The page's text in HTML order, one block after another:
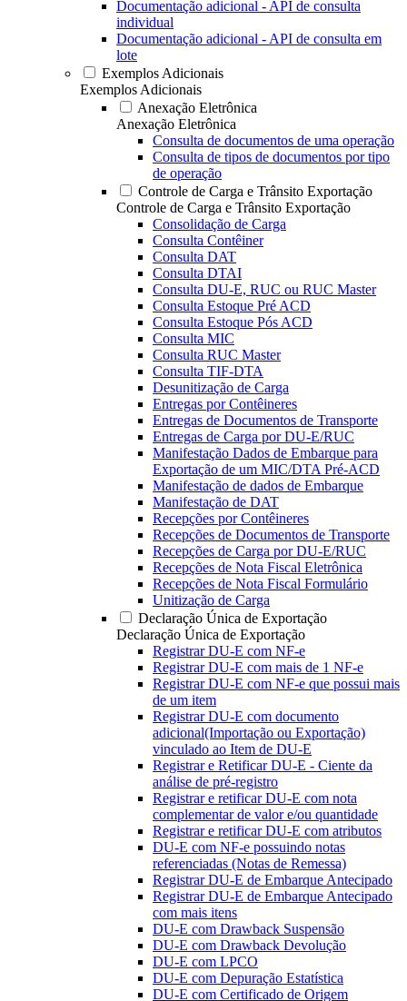
Documentação adicional - API de consulta
individual
Documentação adicional - API de consulta em
lote
Exemplos Adicionais
Exemplos Adicionais
Anexação Eletrônica
Anexação Eletrônica
Consulta de documentos de uma operação
Consulta de tipos de documentos por tipo
de operação
Controle de Carga e Trânsito Exportação
Controle de Carga e Trânsito Exportação
Consolidação de Carga
Consulta Contêiner
Consulta DAT
Consulta DTAI
Consulta DU-E, RUC ou RUC Master
Consulta Estoque Pré ACD
Consulta Estoque Pós ACD
Consulta MIC
Consulta RUC Master
Consulta TIF-DTA
Desunitização de Carga
Entregas por Contêineres
Entregas de Documentos de Transporte
Entregas de Carga por DU-E/RUC
Manifestação Dados de Embarque para
Exportação de um MIC/DTA Pré-ACD
Manifestação de dados de Embarque
Manifestação de DAT
Recepções por Contêineres
Recepções de Documentos de Transporte
Recepções de Carga por DU-E/RUC
Recepções de Nota Fiscal Eletrônica
Recepções de Nota Fiscal Formulário
Unitização de Carga
Declaração Única de Exportação
Declaração Única de Exportação
Registrar DU-E com NF-e
Registrar DU-E com mais de 1 NF-e
Registrar DU-E com NF-e que possui mais
de um item
Registrar DU-E com documento
adicional(Importação ou Exportação)
vinculado ao Item de DU-E
Registrar e Retificar DU-E - Ciente da
análise de pré-registro
Registrar e retificar DU-E com nota
complementar de valor e/ou quantidade
Registrar e retificar DU-E com atributos
DU-E com NF-e possuindo notas
referenciadas (Notas de Remessa)
Registrar DU-E de Embarque Antecipado
Registrar DU-E de Embarque Antecipado
com mais itens
DU-E com Drawback Suspensão
DU-E com Drawback Devolução
DU-E com LPCO
DU-E com Depuração Estatística
DU-E com Certificado de Origem